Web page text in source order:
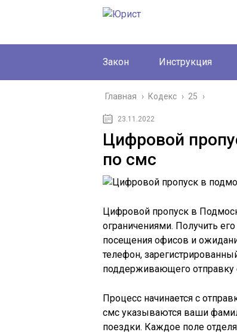
Закон Инструкция
Главная › Кодекс › 25 ›
23.11.2022
Цифровой
по смс
Цифровой пропуск в
ограничениями. Получить
посещения офисов и
телефон,
поддерживающего отправку
Процесс начинается с
смс указываются ваши
поездки. Каждое поле